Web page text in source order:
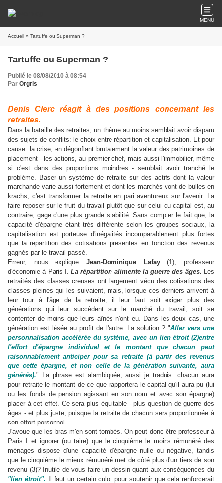
MENU
Accueil » Tartuffe ou Superman ?
Tartuffe ou Superman ?
Publié le 08/08/2010 à 08:54
Par Orgris
Denis Clerc réagit à des positions concernant les
retraites.
Dans la bataille des retraites, un thème au moins semblait avoir disparu
des sujets de conflits: le choix entre répartition et capitalisation. Et pour
cause: la crise, en dégonflant brutalement la valeur des patrimoines de
placement - les actions, au premier chef, mais aussi l'immobilier, même
si c'est dans des proportions moindres - semblait avoir tranché le
problème. Baser un système de retraite sur des actifs dont la valeur
marchande varie aussi fortement et dont les marchés vont de bulles en
krachs, c'est transformer la retraite en pari aventureux sur l'avenir. La
faire reposer sur le fruit du travail plutôt que sur celui du capital est, au
contraire, gage d'une plus grande stabilité. Sans compter le fait que, la
capacité d'épargne étant très différente selon les groupes sociaux, la
capitalisation est porteuse d'inégalités incomparablement plus fortes
que la répartition des cotisations présentes en fonction des revenus
gagnés par le travail passé.
Erreur, nous explique Jean-Dominique Lafay(1), professeur
d'économie à Paris I.La répartition alimente la guerre des âges. Les
retraités des classes creuses ont largement vécu des cotisations des
classes pleines qui les suivaient, mais, lorsque ces derniers arrivent à
leur tour à l'âge de la retraite, il leur faut soit exiger plus des
générations qui leur succèdent sur le marché du travail, soit se
contenter de moins que leurs aînés n'ont eu. Dans les deux cas, une
génération est lésée au profit de l'autre. La solution ? "Aller vers une
personnalisation accélérée du système, avec un lien étroit (2)entre
l'effort d'épargne individuel et le montant que chacun peut
raisonnablement anticiper pour sa retraite (à partir des revenus
que cette épargne, et non celle de la génération suivante, aura
générés)." La phrase est alambiquée, aussi je traduis: chacun aura
pour retraite le montant de ce que rapportera le capital qu'il aura pu (lui
ou les fonds de pension agissant en son nom et avec son épargne)
placer à cet effet. Ce sera plus équitable - plus question de guerre des
âges - et plus juste, puisque la retraite de chacun sera proportionnée à
son effort personnel.
J'avoue que les bras m'en sont tombés. On peut donc être professeur à
Paris I et ignorer (ou taire) que le cinquième le moins rémunéré des
ménages dispose d'une capacité d'épargne nulle ou négative, tandis
que le cinquième le mieux rémunéré met de côté plus d'un tiers de son
revenu (3)? Inutile de vous faire un dessin quant aux conséquences du
"lien étroit". Il faut un certain culot pour soutenir que cela renforcerait